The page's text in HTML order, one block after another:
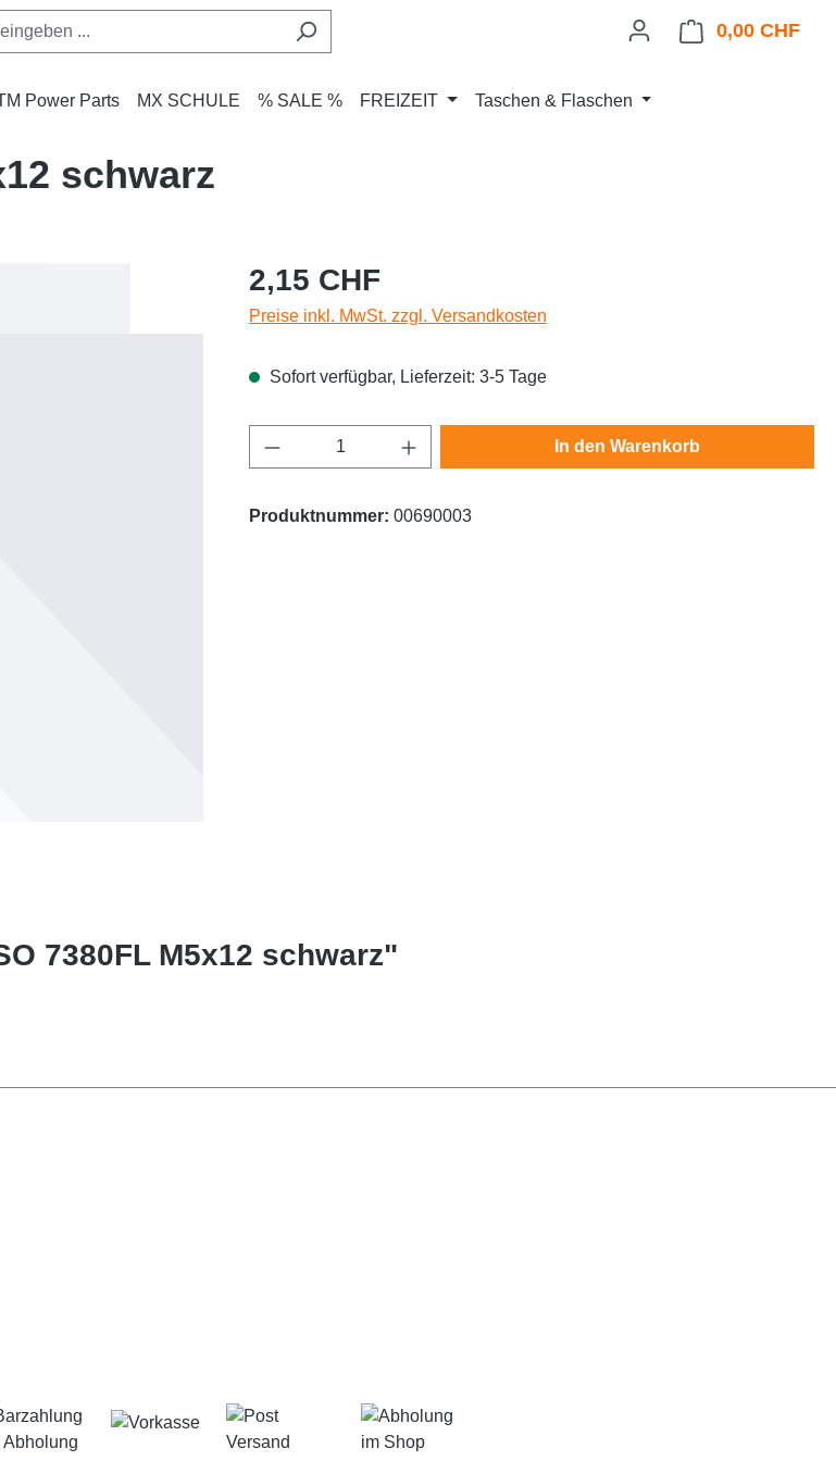
0,00 CHF
Power Parts MX SCHULE % SALE % FREIZEIT Taschen & Flaschen
schwarz
Regulärer Preis:
2,15 CHF
Preise inkl. MwSt. zzgl. Versandkosten
Sofort verfügbar, Lieferzeit: 3-5 Tage
Produkt Anzahl: Gib den gewünschten Wert ein
In den Warenkorb
Produktnummer: 00690003
7380FL M5x12 schwarz"